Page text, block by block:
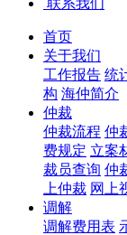
联系我们
首页
关于我们
工作报告 统
构 海仲简介
仲裁
仲裁流程 仲
费规定 立案
裁员查询 仲
上仲裁 网上
调解
调解费用表